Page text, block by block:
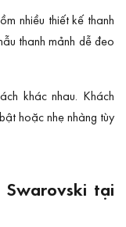
nhiều thiết kế thanh
thanh mảnh dễ đeo
khác nhau. Khách
hoặc nhẹ nhàng tùy
tại